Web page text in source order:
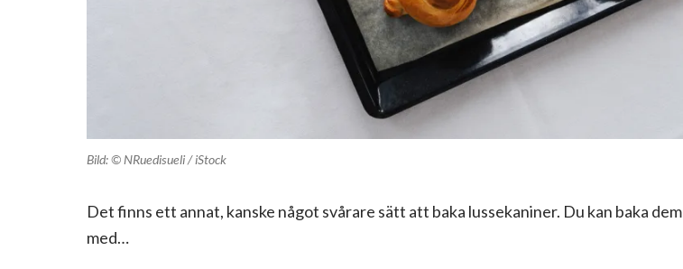
Bild: © NRuedisueli / iStock
Det finns ett annat, kanske något svårare sätt att baka lussekaniner. Du kan baka dem
med…